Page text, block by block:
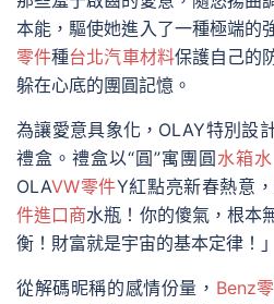
本能，驅使她進入了一種極端的
零件種台北汽車材料保護自己的
躲在心底的團圓記憶。
為讓愛意具象化，OLAY特別設
禮盒。禮盒以“圓”寓團圓水箱水
OLAVW零件Y紅點亮新春熱意
件進口商水瓶！你的傻氣，根本
衡！財富就是宇宙的基本定律！
從解碼昵稱的感情份量， Benz